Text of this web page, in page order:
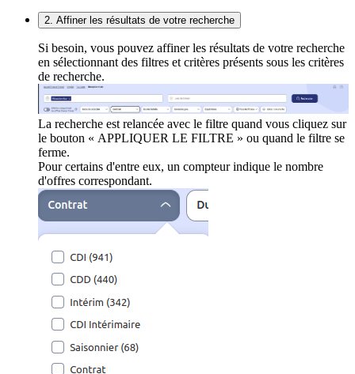
2. Affiner les résultats de votre recherche
Si besoin, vous pouvez affiner les résultats de votre recherche
en sélectionnant des filtres et critères présents sous les critères
de recherche.
La recherche est relancée avec le filtre quand vous cliquez sur
le bouton « APPLIQUER LE FILTRE » ou quand le filtre se
ferme.
Pour certains d'entre eux, un compteur indique le nombre
d'offres correspondant.